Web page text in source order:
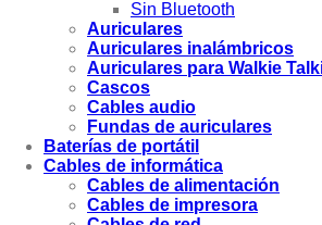
Sin Bluetooth
Auriculares
Auriculares inalámbricos
Auriculares para Walkie
Cascos
Cables audio
Fundas de auriculares
Baterías de portátil
Cables de informática
Cables de alimentación
Cables de impresora